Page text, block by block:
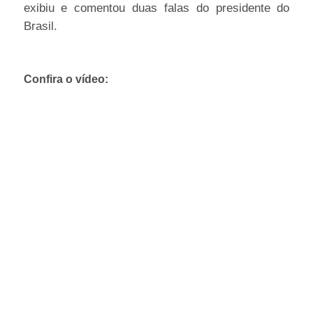
exibiu e comentou duas falas do presidente do
Brasil.
Confira o vídeo: